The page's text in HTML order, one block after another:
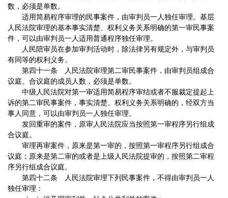
数，必须是单数。
适用简易程序审理的民事案件，由审判员一人独任审理。基层
人民法院审理的基本事实清楚、权利义务关系明确的第一审民事案
件，可以由审判员一人适用普通程序独任审理。
人民陪审员在参加审判活动时，除法律另有规定外，与审判员
有同等的权利义务。
第四十一条 人民法院审理第二审民事案件，由审判员组成合
议庭。合议庭的成员人数，必须是单数。
中级人民法院对第一审适用简易程序审结或者不服裁定提起上
诉的第二审民事案件，事实清楚、权利义务关系明确的，经双方当
事人同意，可以由审判员一人独任审理。
发回重审的案件，原审人民法院应当按照第一审程序另行组成
合议庭。
审理再审案件，原来是第一审的，按照第一审程序另行组成合
议庭；原来是第二审的或者是上级人民法院提审的，按照第二审程
序另行组成合议庭。
第四十二条 人民法院审理下列民事案件，不得由审判员一人
独任审理：